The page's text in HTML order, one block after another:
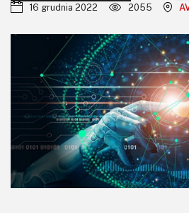
Kontakt
Newsletter
Magazyny
Archiwum
Do pobrania
16 grudnia 2022
2055